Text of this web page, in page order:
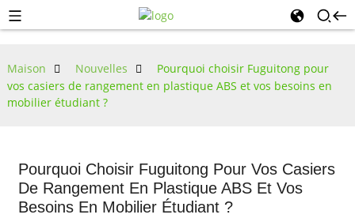
Maison Nouvelles
Pourquoi choisir Fuguitong pour
vos casiers de rangement en plastique ABS et vos besoins en
mobilier étudiant ?
Pourquoi Choisir Fuguitong Pour Vos Casiers
De Rangement En Plastique ABS Et Vos
Besoins En Mobilier Étudiant ?